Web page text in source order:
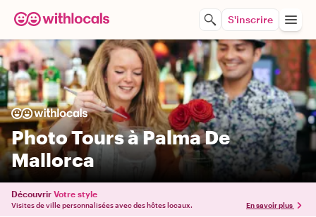
S'inscrire
Photo Tours à Palma De
Mallorca
Découvrir Votre style
Visites de ville personnalisées avec des hôtes locaux. En savoir plus